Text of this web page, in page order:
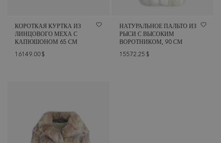
КОРОТКАЯ КУРТКА ИЗ
ЛИНЦОВОГО МЕХА С
КАПЮШОНОМ 65 СМ
16149.00 $
НАТУРАЛЬНОЕ ПАЛЬТО ИЗ
РЫСИ С ВЫСОКИМ
ВОРОТНИКОМ, 90 СМ
15572.25 $